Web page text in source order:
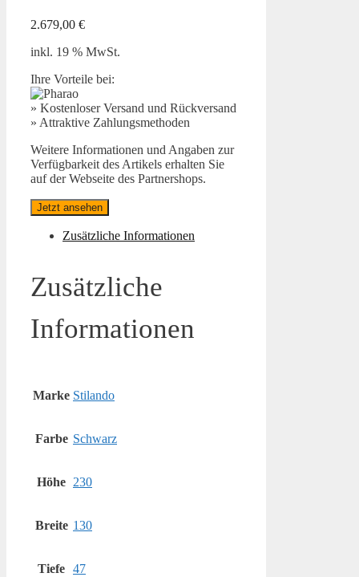
2.679,00 €
inkl. 19 % MwSt.
Ihre Vorteile bei:
» Kostenloser Versand und Rückversand
» Attraktive Zahlungsmethoden
Weitere Informationen und Angaben zur
Verfügbarkeit des Artikels erhalten Sie
auf der Webseite des Partnershops.
Jetzt ansehen
Zusätzliche Informationen
Zusätzliche
Informationen
Marke Stilando
Farbe Schwarz
Höhe 230
Breite 130
Tiefe 47